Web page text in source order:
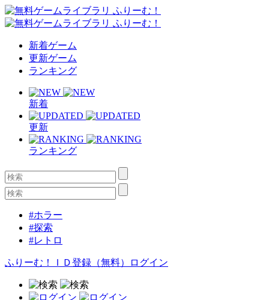
新着ゲーム
更新ゲーム
ランキング
新着
更新
ランキング
#ホラー
#探索
#レトロ
ふりーむ！ＩＤ登録（無料） ログイン